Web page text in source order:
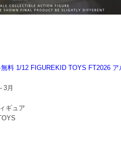
料 1/12 FIGUREKID TOYS FT2026
3月
ギュア